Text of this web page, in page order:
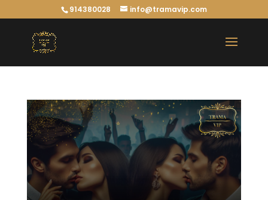
914380028 info@tramavip.com